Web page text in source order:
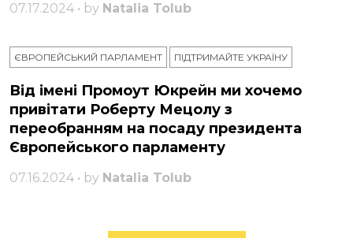
07.17.2024 • by Natalia Tolub
ЄВРОПЕЙСЬКИЙ ПАРЛАМЕНТ ПІДТРИМАЙТЕ УКРАЇНУ
Від імені Промоут Юкрейн ми хочемо
привітати Роберту Мецолу з
переобранням на посаду президента
Європейського парламенту
07.16.2024 • by Natalia Tolub